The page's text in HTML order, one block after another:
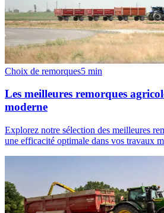
Choix de remorques5 min
Les meilleures remorques
moderne
Explorez notre sélection des meilleures
une efficacité optimale dans vos travaux